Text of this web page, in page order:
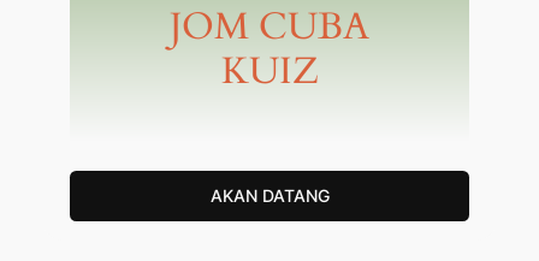
JOM CUBA
KUIZ
AKAN DATANG